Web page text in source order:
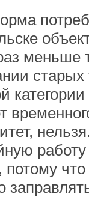
меньше
потому